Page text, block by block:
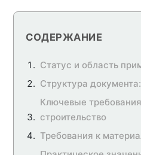
СОДЕРЖАНИЕ
Статус и область
Структура
Ключевые
строительство
Требования к